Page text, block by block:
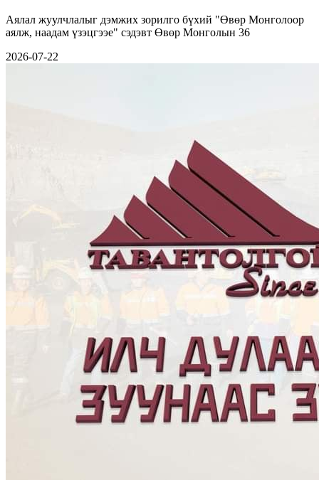
Аялал жуулчлалыг дэмжих зорилго бүхий "Өвөр Монголоор
аялж, наадам үзэцгээе" сэдэвт Өвөр Монголын 36
2026-07-22